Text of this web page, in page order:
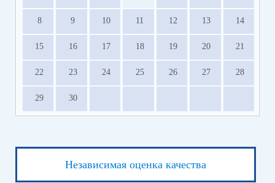
8 9 10 11 12 13 14
15 16 17 18 19 20 21
22 23 24 25 26 27 28
29 30
Независимая оценка качества